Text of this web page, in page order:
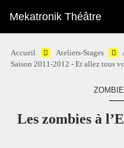
Mekatronik Théâtre
Accueil Ateliers-Stages
Saison 2011-2012 - Et allez tous
Les zombies à